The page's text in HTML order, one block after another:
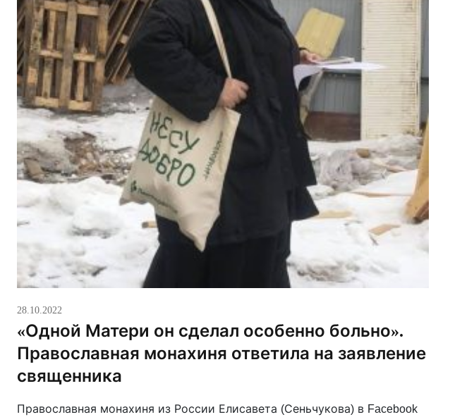
28.10.2022
«Одной Матери он сделал особенно больно».
Православная монахиня ответила на заявление
священника
Православная монахиня из России Елисавета (Сеньчукова) в Facebook